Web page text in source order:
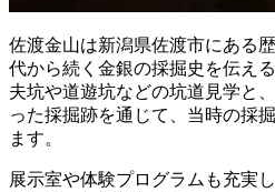
佐渡金山は新潟県佐渡市にある
代から続く金銀の採掘史を伝え
夫坑や道遊坑などの坑道見学と
った採掘跡を通じて、当時の採
ます。
展示室や体験プログラムも充実